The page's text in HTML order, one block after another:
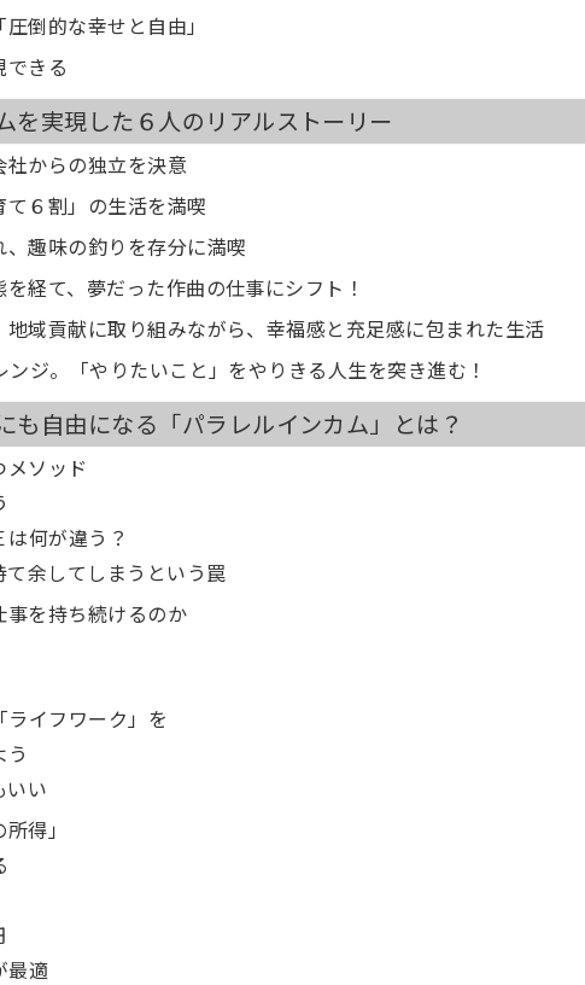
「いざとなれば、会社だけに頼らずとも生きていける」
「本業からの収入が少なくても生活に不自由しない」
□目次
第1章 精神的にも経済的にも自由になる「パラレルイン
第2章 人生を自由にするための「お金の7か条」
第3章 私はこうして「ストレスのない自由な人生」を手
第4章 パラレルインカムで手に入る「5つの自由」
第5章 パラレルインカムを実現する4つのステップ
第6章 なぜパラレルインカムは「FIREの5倍ラク」なの
第7章 パラレルインカムを実現した6人のリアルストー
・「人生100年」と言われている今、退職後も食べてい
・会社の業績が悪く、雇用の不安を感じている
・信頼できる人のアドバイスを聞きたいが、どの情報
・FIRE関連本を読んでみたが、自分にはハードルが高
第1章 精神的にも経済的にも自由になる「パラレルイン
2 なぜパラレルインカムでは仕事を持ち続けるのか
倒的な幸せと自由」
できる
を実現した６人のリアルストーリー
からの独立を決意
６割」の生活を満喫
趣味の釣りを存分に満喫
経て、夢だった作曲の仕事にシフト！
域貢献に取り組みながら、幸福感と充足感に包まれた生活
ジ。「やりたいこと」をやりきる人生を突き進む！
も自由になる「パラレルインカム」とは？
ソッド
何が違う？
余してしまうという罠
を持ち続けるのか
ライフワーク」を
いい
得」
最適